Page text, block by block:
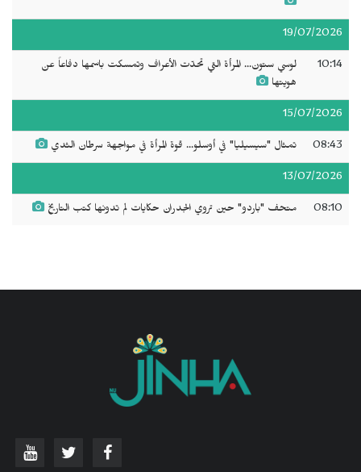
19/07/2026
10:14
لوسي ستون... المرأة التي تحدّت الأعراف وتمسكت باسمها دفاعاً عن
هويتها
15/07/2026
08:43 تمثال "سيسيليا" في أوسلو... قوة المرأة في مواجهة سرطان الثدي
13/07/2026
08:10 متحف "باردو" حين تروي الجدران حكايات لم تدونها كتب التاريخ